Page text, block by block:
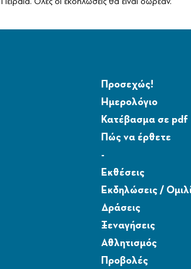
Προσεχώς!
Ημερολόγιο
Κατέβασμα σε pdf
Πώς να έρθετε
-
Εκθέσεις
Εκδηλώσεις /
Δράσεις
Ξεναγήσεις
Αθλητισμός
Προβολές